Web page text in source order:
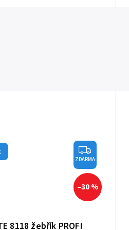
ZDARMA
–30 %
8118 žebřík PROFI